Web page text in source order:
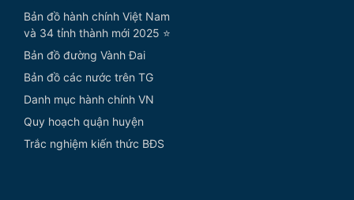
Bản đồ hành chính Việt Nam
và 34 tỉnh thành mới 2025 ⭐
Bản đồ đường Vành Đai
Bản đồ các nước trên TG
Danh mục hành chính VN
Quy hoạch quận huyện
Trắc nghiệm kiến thức BĐS